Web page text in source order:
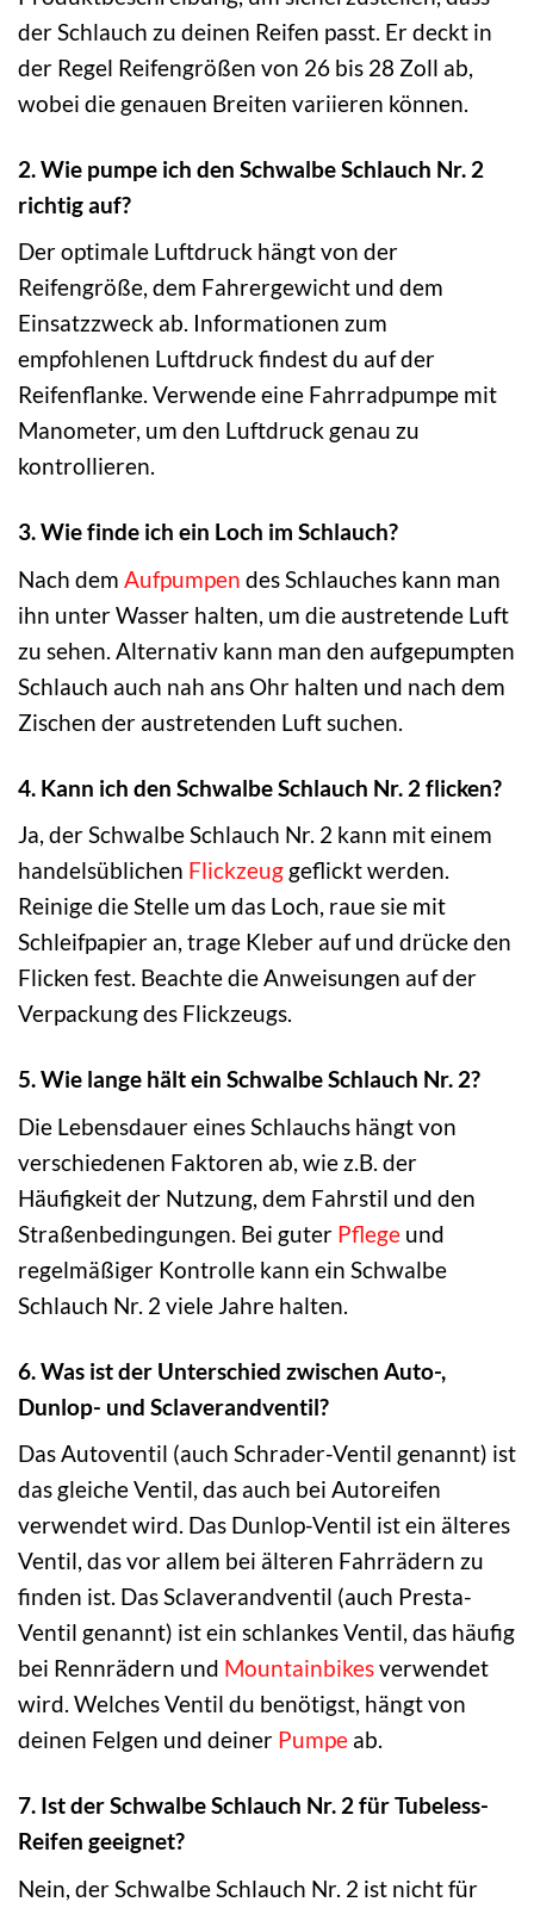
der Schlauch zu deinen Reifen passt. Er deckt in
der Regel Reifengrößen von 26 bis 28 Zoll ab,
wobei die genauen Breiten variieren können.
2. Wie pumpe ich den Schwalbe Schlauch Nr. 2
richtig auf?
Der optimale Luftdruck hängt von der
Reifengröße, dem Fahrergewicht und dem
Einsatzzweck ab. Informationen zum
empfohlenen Luftdruck findest du auf der
Reifenflanke. Verwende eine Fahrradpumpe mit
Manometer, um den Luftdruck genau zu
kontrollieren.
3. Wie finde ich ein Loch im Schlauch?
Nach dem Aufpumpen des Schlauches kann man
ihn unter Wasser halten, um die austretende Luft
zu sehen. Alternativ kann man den aufgepumpten
Schlauch auch nah ans Ohr halten und nach dem
Zischen der austretenden Luft suchen.
4. Kann ich den Schwalbe Schlauch Nr. 2 flicken?
Ja, der Schwalbe Schlauch Nr. 2 kann mit einem
handelsüblichen Flickzeug geflickt werden.
Reinige die Stelle um das Loch, raue sie mit
Schleifpapier an, trage Kleber auf und drücke den
Flicken fest. Beachte die Anweisungen auf der
Verpackung des Flickzeugs.
5. Wie lange hält ein Schwalbe Schlauch Nr. 2?
Die Lebensdauer eines Schlauchs hängt von
verschiedenen Faktoren ab, wie z.B. der
Häufigkeit der Nutzung, dem Fahrstil und den
Straßenbedingungen. Bei guter Pflege und
regelmäßiger Kontrolle kann ein Schwalbe
Schlauch Nr. 2 viele Jahre halten.
6. Was ist der Unterschied zwischen Auto-,
Dunlop- und Sclaverandventil?
Das Autoventil (auch Schrader-Ventil genannt) ist
das gleiche Ventil, das auch bei Autoreifen
verwendet wird. Das Dunlop-Ventil ist ein älteres
Ventil, das vor allem bei älteren Fahrrädern zu
finden ist. Das Sclaverandventil (auch Presta-
Ventil genannt) ist ein schlankes Ventil, das häufig
bei Rennrädern und Mountainbikesverwendet
wird. Welches Ventil du benötigst, hängt von
deinen Felgen und deiner Pumpe ab.
7. Ist der Schwalbe Schlauch Nr. 2 für Tubeless-
Reifen geeignet?
Nein, der Schwalbe Schlauch Nr. 2 ist nicht für